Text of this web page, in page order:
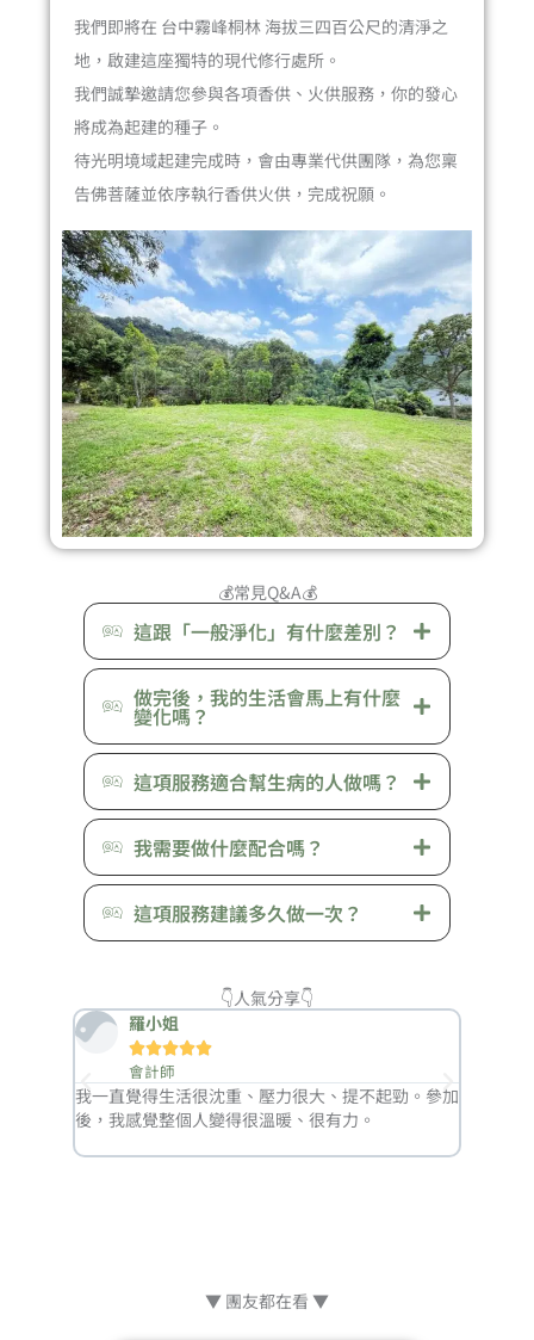
我們即將在 台中霧峰桐林 海拔三四百公尺的清淨之
地，啟建這座獨特的現代修行處所。
我們誠摯邀請您參與各項香供、火供服務，你的發心
將成為起建的種子。
待光明境域起建完成時，會由專業代供團隊，為您稟
告佛菩薩並依序執行香供火供，完成祝願。
💰常見Q&A💰
這跟「一般淨化」有什麼差別？
做完後，我的生活會馬上有什麼
變化嗎？
這項服務適合幫生病的人做嗎？
我需要做什麼配合嗎？
這項服務建議多久做一次？
👇️人氣分享👇️
羅小姐

會計師
我一直覺得生活很沈重、壓力很大、提不起勁。參加
後，我感覺整個人變得很溫暖、很有力。
▼ 團友都在看 ▼